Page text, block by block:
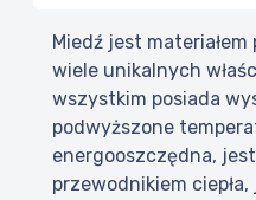
Miedź jest
wiele unikalnych
wszystkim posiada
podwyższone
energooszczędna,
przewodnikiem